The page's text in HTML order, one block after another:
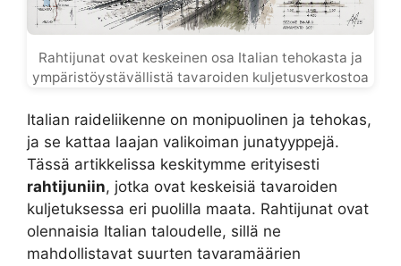
Rahtijunat ovat keskeinen osa Italian tehokasta ja
ympäristöystävällistä tavaroiden kuljetusverkostoa
Italian raideliikenne on monipuolinen ja tehokas,
ja se kattaa laajan valikoiman junatyyppejä.
Tässä artikkelissa keskitymme erityisesti
rahtijuniin, jotka ovat keskeisiä tavaroiden
kuljetuksessa eri puolilla maata. Rahtijunat ovat
olennaisia Italian taloudelle, sillä ne
mahdollistavat suurten tavaramäärien